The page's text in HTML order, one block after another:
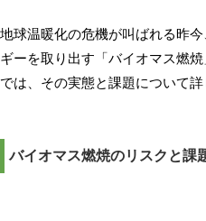
地球温暖化の危機が叫ばれる昨
ギーを取り出す「バイオマス燃
では、その実態と課題について詳
バイオマス燃焼のリスクと課